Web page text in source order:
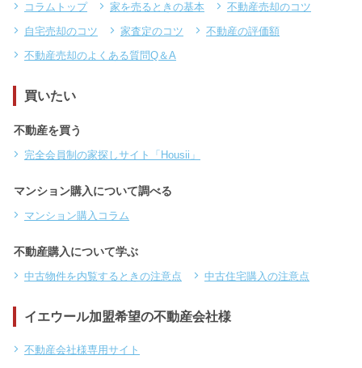
コラムトップ 家を売るときの基本
不動産売却のコツ
自宅売却のコツ
家査定のコツ
不動産の評価額
不動産売却のよくある質問Q＆A
買いたい
不動産を買う
完全会員制の家探しサイト「Housii」
マンション購入について調べる
マンション購入コラム
不動産購入について学ぶ
中古物件を内覧するときの注意点 中古住宅購入の注意点
イエウール加盟希望の不動産会社様
不動産会社様専用サイト